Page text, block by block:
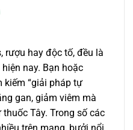
rượu hay độc tố, đều là
nay. Bạn hoặc
kiếm “giải pháp tự
gan, giảm viêm mà
Tây. Trong số các
trên mạng, bưởi nổi